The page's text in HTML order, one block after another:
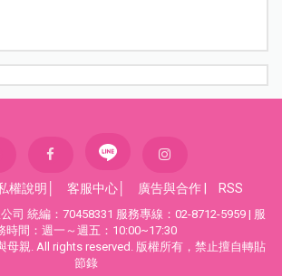
權說明 客服中心 廣告與合作 RSS
司 統編：70458331 服務專線：02-8712-5959 | 服
時間：週一～週五：10:00~17:30
母親. All rights reserved. 版權所有，禁止擅自轉貼
節錄